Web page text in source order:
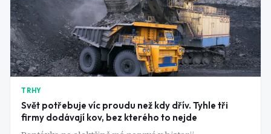
TRHY
Svět potřebuje víc proudu než kdy dřív. Tyhle tři
firmy dodávají kov, bez kterého to nejde